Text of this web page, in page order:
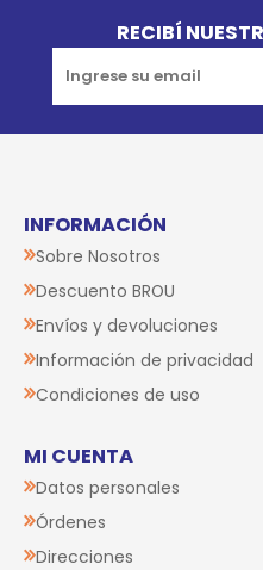
RECIBÍ
INFORMACIÓN
Sobre Nosotros
Descuento BROU
Envíos y devoluciones
Información de privacidad
Condiciones de uso
MI CUENTA
Datos personales
Órdenes
Direcciones